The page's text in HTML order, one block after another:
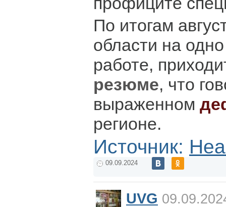
По итогам
области на
работе,
резюме, что
выраженном
регионе.
Источник:
09.09.2024
UVG